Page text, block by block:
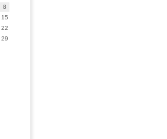
8
15
22
29